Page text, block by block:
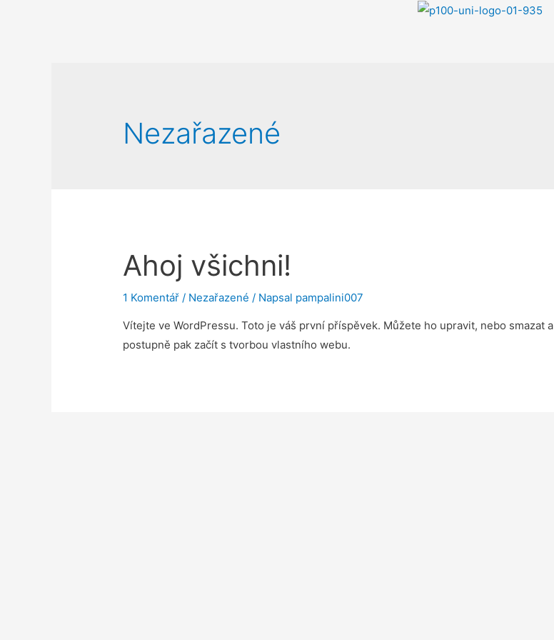
Nezařazené
Ahoj všichni!
1 Komentář / Nezařazené / Napsal pampalini007
Vítejte ve WordPressu. Toto je váš první příspěvek. Můžete ho upravit, nebo smazat a
postupně pak začít s tvorbou vlastního webu.